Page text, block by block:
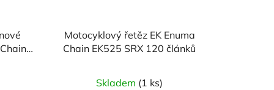
Motocyklový řetěz EK Enuma
Chain EK525 SRX 120 článků
Skladem (1 ks)